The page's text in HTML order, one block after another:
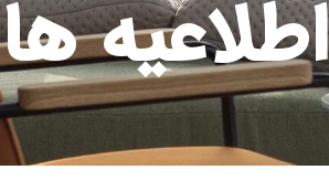
اطلاعیه ها